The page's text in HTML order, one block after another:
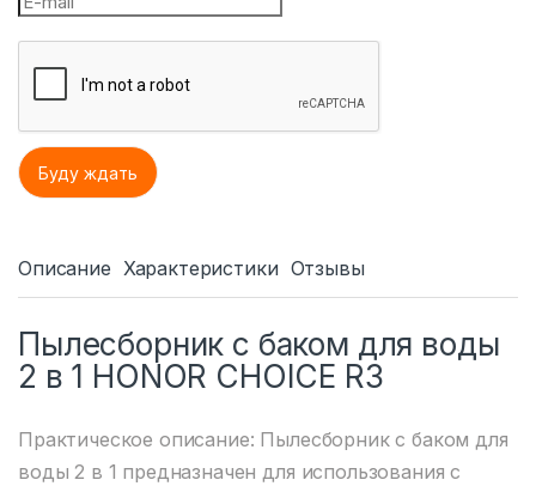
Описание Характеристики Отзывы
Пылесборник с баком для воды
2 в 1 HONOR CHOICE R3
Практическое описание: Пылесборник с баком для
воды 2 в 1 предназначен для использования с